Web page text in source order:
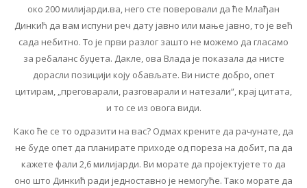
око 200 милијарди.ва, него сте поверовали да ће Млађан
Динкић да вам испуни реч дату јавно или мање јавно, то је већ
сада небитно. То је први разлог зашто не можемо да гласамо
за ребаланс буџета. Дакле, ова Влада је показала да нисте
дорасли позицији коју обављате. Ви нисте добро, опет
цитирам, „преговарали, разговарали и натезали“, крај цитата,
и то се из овога види.
Како ће се то одразити на вас? Одмах крените да рачунате, да
не буде опет да планирате приходе од пореза на добит, па да
кажете фали 2,6 милијарди. Ви морате да пројектујете то да
оно што Динкић ради једноставно је немогуће. Тако морате да